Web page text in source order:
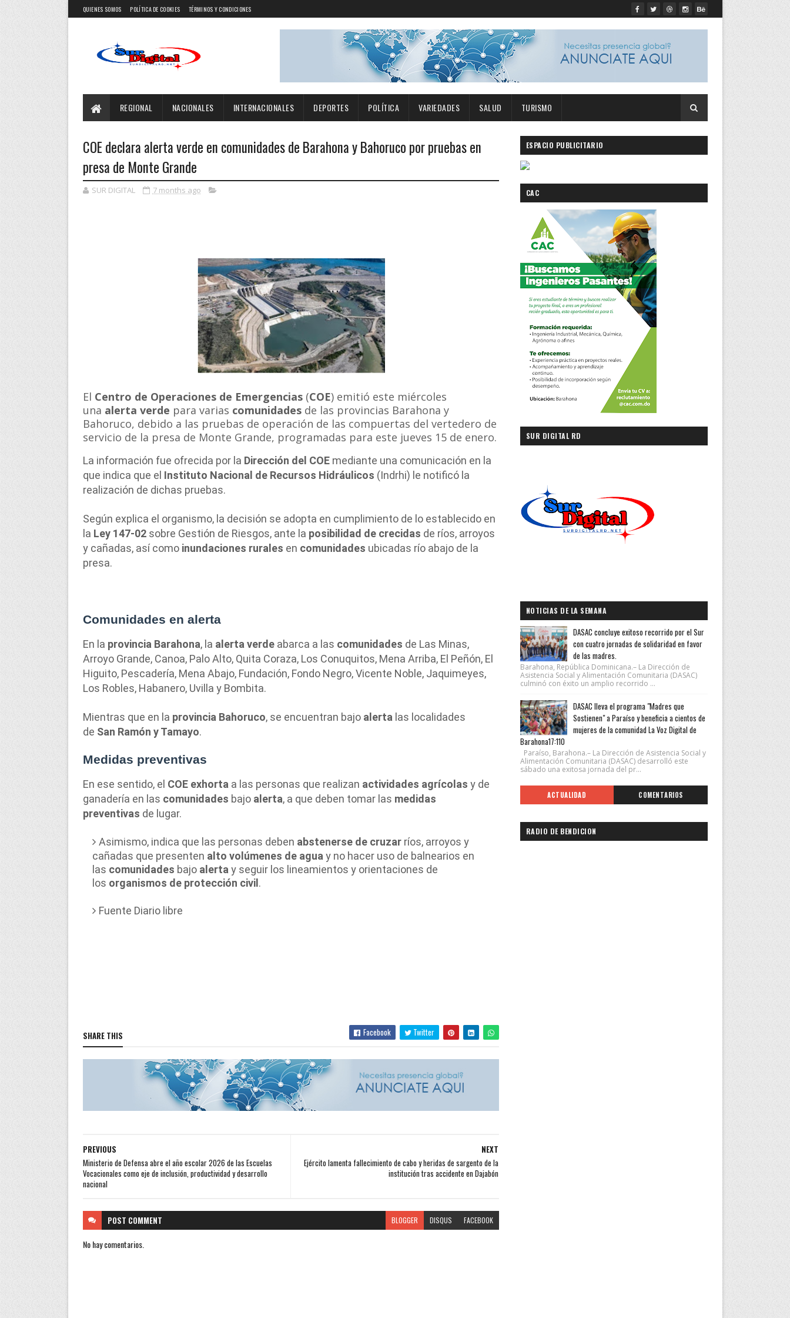
QUIENES SOMOS POLÍTICA DE COOKIES TÉRMINOS Y CONDICIONES
REGIONAL NACIONALES INTERNACIONALES DEPORTES POLÍTICA VARIEDADES SALUD TURISMO
COE declara alerta verde en comunidades de Barahona y Bahoruco por pruebas en
presa de Monte Grande
SUR DIGITAL 7 months ago
El Centro de Operaciones de Emergencias (COE) emitió este miércoles
una alerta verde para varias comunidades de las provincias Barahona y
Bahoruco, debido a las pruebas de operación de las compuertas del vertedero de
servicio de la presa de Monte Grande, programadas para este jueves 15 de enero.
La información fue ofrecida por la Dirección del COEmediante una comunicación en la
que indica que el Instituto Nacional de Recursos Hidráulicos (Indrhi) le notificó la
realización de dichas pruebas.
Según explica el organismo, la decisión se adopta en cumplimiento de lo establecido en
la Ley 147-02sobre Gestión de Riesgos, ante la posibilidad de crecidas de ríos, arroyos
y cañadas, así como inundaciones rurales en comunidades ubicadas río abajo de la
presa.
Comunidades en alerta
En la provincia Barahona, la alerta verdeabarca a las comunidades de Las Minas,
Arroyo Grande, Canoa, Palo Alto, Quita Coraza, Los Conuquitos, Mena Arriba, El Peñón, El
Higuito, Pescadería, Mena Abajo, Fundación, Fondo Negro, Vicente Noble, Jaquimeyes,
Los Robles, Habanero, Uvilla y Bombita.
Mientras que en la provincia Bahoruco, se encuentran bajo alerta las localidades
de San Ramón y Tamayo.
Medidas preventivas
En ese sentido, el COE exhortaa las personas que realizan actividades agrícolas y de
ganadería en las comunidades bajo alerta, a que deben tomar las medidas
preventivas de lugar.
Asimismo, indica que las personas deben abstenerse de cruzarríos, arroyos y
cañadas que presenten alto volúmenes de aguay no hacer uso de balnearios en
las comunidades bajo alertay seguir los lineamientos y orientaciones de
los organismos de protección civil .
Fuente Diario libre
SHARE THIS Facebook Twitter
NEXT
Ejército lamenta fallecimiento de cabo y heridas de sargento de la
institución tras accidente en Dajabón
PREVIOUS
Ministerio de Defensa abre el año escolar 2026 de las Escuelas
Vocacionales como eje de inclusión, productividad y desarrollo
nacional
POST COMMENT BLOGGER DISQUS FACEBOOK
No hay comentarios.
ESPACIO PUBLICITARIO
CAC
SUR DIGITAL RD
NOTICIAS DE LA SEMANA
DASAC concluye exitoso recorrido por el Sur
con cuatro jornadas de solidaridad en favor
de las madres.
Barahona, República Dominicana.– La Dirección de
Asistencia Social y Alimentación Comunitaria (DASAC)
culminó con éxito un amplio recorrido ...
DASAC lleva el programa "Madres que
Sostienen" a Paraíso y beneficia a cientos de
mujeres de la comunidad La Voz Digital de
Barahona17:110
Paraíso, Barahona.– La Dirección de Asistencia Social y
Alimentación Comunitaria (DASAC) desarrolló este
sábado una exitosa jornada del pr...
ACTUALIDAD COMENTARIOS
RADIO DE BENDICION